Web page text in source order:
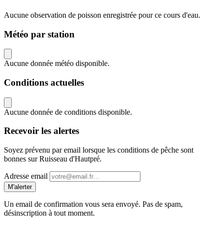
Aucune observation de poisson enregistrée pour ce cours d'eau.
Météo par station
Aucune donnée météo disponible.
Conditions actuelles
Aucune donnée de conditions disponible.
Recevoir les alertes
Soyez prévenu par email lorsque les conditions de pêche sont
bonnes sur Ruisseau d'Hautpré.
Adresse email
M'alerter
Un email de confirmation vous sera envoyé. Pas de spam,
désinscription à tout moment.